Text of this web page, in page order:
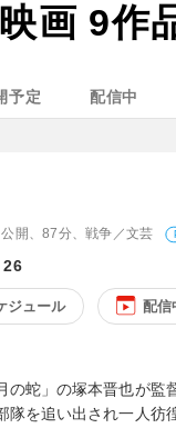
画 9作
予定 配信中
開 、87分、戦争／文芸
26
ジュール 配信
の蛇」の塚本晋也が監
隊を追い出され一人